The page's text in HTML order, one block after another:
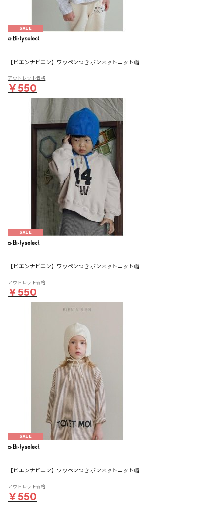
SALE
【ビエンナビエン】ワッペンつき ボンネットニット帽
アウトレット価格
￥550
SALE
【ビエンナビエン】ワッペンつき ボンネットニット帽
アウトレット価格
￥550
SALE
【ビエンナビエン】ワッペンつき ボンネットニット帽
アウトレット価格
￥550